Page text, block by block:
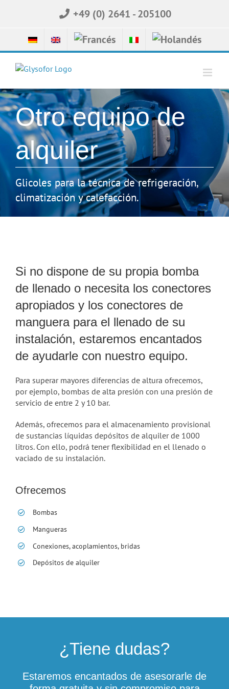
+49 (0) 2641 - 205100
Otro equipo de
alquiler
Glicoles para la técnica de refrigeración,
climatización y calefacción.
Si no dispone de su propia bomba
de llenado o necesita los conectores
apropiados y los conectores de
manguera para el llenado de su
instalación, estaremos encantados
de ayudarle con nuestro equipo.
Para superar mayores diferencias de altura ofrecemos,
por ejemplo, bombas de alta presión con una presión de
servicio de entre 2 y 10 bar.
Además, ofrecemos para el almacenamiento provisional
de sustancias líquidas depósitos de alquiler de 1000
litros. Con ello, podrá tener flexibilidad en el llenado o
vaciado de su instalación.
Ofrecemos
Bombas
Mangueras
Conexiones, acoplamientos, bridas
Depósitos de alquiler
¿Tiene dudas?
Estaremos encantados de asesorarle de